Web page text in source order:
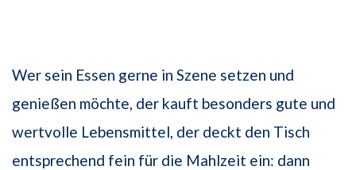
Wer sein Essen gerne in Szene setzen und
genießen möchte, der kauft besonders gute und
wertvolle Lebensmittel, der deckt den Tisch
entsprechend fein für die Mahlzeit ein: dann